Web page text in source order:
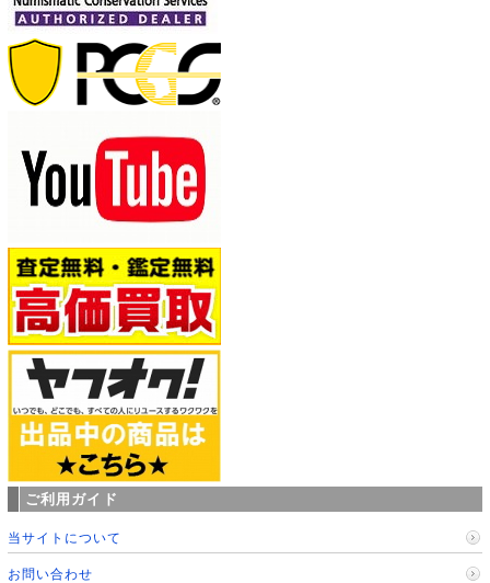
ご利用ガイド
当サイトについて
お問い合わせ